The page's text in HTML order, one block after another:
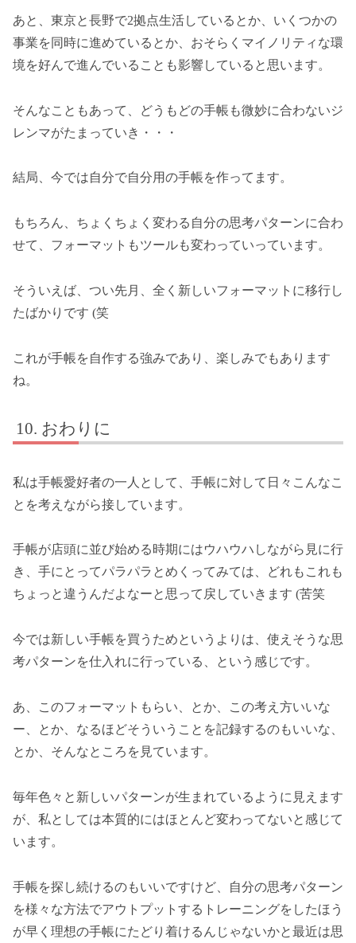
あと、東京と長野で2拠点生活しているとか、いくつかの
事業を同時に進めているとか、おそらくマイノリティな環
境を好んで進んでいることも影響していると思います。
そんなこともあって、どうもどの手帳も微妙に合わないジ
レンマがたまっていき・・・
結局、今では自分で自分用の手帳を作ってます。
もちろん、ちょくちょく変わる自分の思考パターンに合わ
せて、フォーマットもツールも変わっていっています。
そういえば、つい先月、全く新しいフォーマットに移行し
たばかりです (笑
これが手帳を自作する強みであり、楽しみでもあります
ね。
おわりに
私は手帳愛好者の一人として、手帳に対して日々こんなこ
とを考えながら接しています。
手帳が店頭に並び始める時期にはウハウハしながら見に行
き、手にとってパラパラとめくってみては、どれもこれも
ちょっと違うんだよなーと思って戻していきます (苦笑
今では新しい手帳を買うためというよりは、使えそうな思
考パターンを仕入れに行っている、という感じです。
あ、このフォーマットもらい、とか、この考え方いいな
ー、とか、なるほどそういうことを記録するのもいいな、
とか、そんなところを見ています。
毎年色々と新しいパターンが生まれているように見えます
が、私としては本質的にはほとんど変わってないと感じて
います。
手帳を探し続けるのもいいですけど、自分の思考パターン
を様々な方法でアウトプットするトレーニングをしたほう
が早く理想の手帳にたどり着けるんじゃないかと最近は思